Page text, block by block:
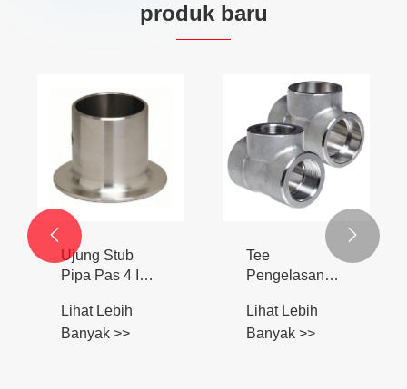
produk baru
Flensa Leher
Las Panjang
Lihat Lebih
Banyak >>
Lembar tabung
stainless steel
Lihat Lebih
Banyak >>
 